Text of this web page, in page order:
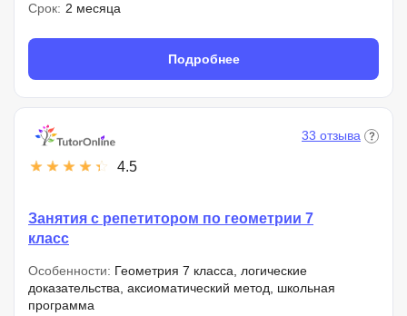
Срок: 2 месяца
Подробнее
4.5
33 отзыва
Занятия с репетитором по геометрии 7
класс
Особенности: Геометрия 7 класса, логические
доказательства, аксиоматический метод, школьная
программа